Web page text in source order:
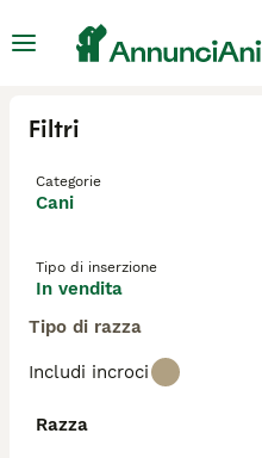
Filtri
Categorie
Cani
Tipo di inserzione
In vendita
Tipo di razza
Includi incroci
Razza